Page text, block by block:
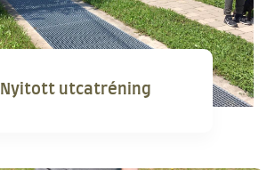
Nyitott utcatréning